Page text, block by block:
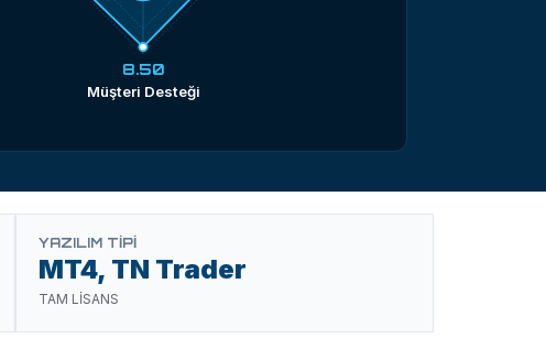
8.50
Müşteri Desteği
YAZILIM TIPI
MT4, TN Trader
TAM LİSANS